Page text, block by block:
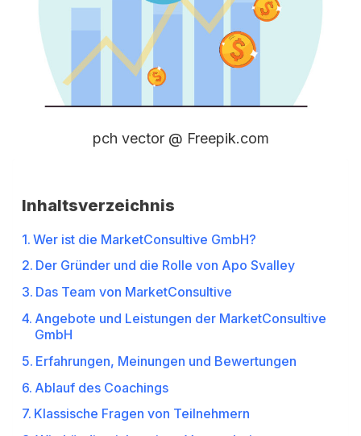
pch vector @ Freepik.com
Inhaltsverzeichnis
Wer ist die MarketConsultive GmbH?
Der Gründer und die Rolle von Apo Svalley
Das Team von MarketConsultive
Angebote und Leistungen der MarketConsultive
GmbH
Erfahrungen, Meinungen und Bewertungen
Ablauf des Coachings
Klassische Fragen von Teilnehmern